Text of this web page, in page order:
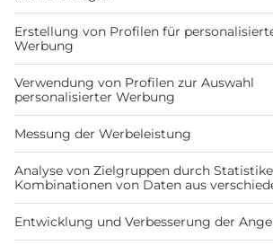
Hast Du Anregungen zu Bordatlas
uns über Deine Nachricht:
bordatlas@doldemedien.de
WOHNMOBILSTELLPLÄTZE
Möchtest Du uns einen neuen
Neuen Stellplatz melden